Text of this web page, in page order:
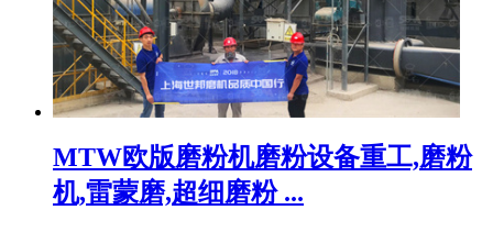
MTW欧版磨粉机磨粉设备重工,磨粉
机,雷蒙磨,超细磨粉 ...